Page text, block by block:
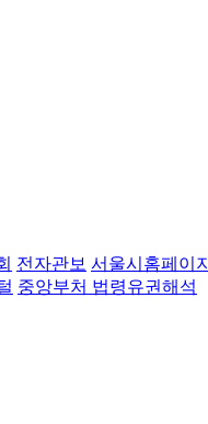
전자관보 서울시홈페이지
중앙부처 법령유권해석